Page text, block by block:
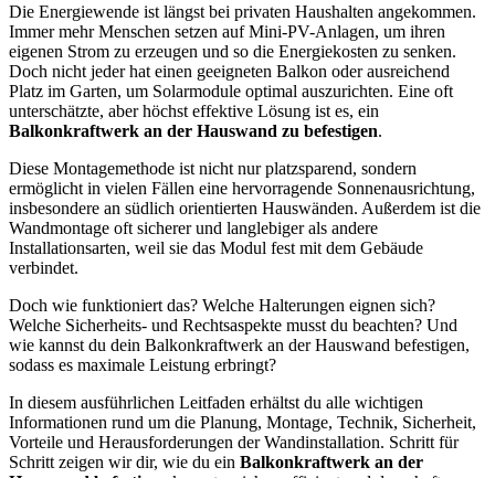
Die Energiewende ist längst bei privaten Haushalten angekommen.
Immer mehr Menschen setzen auf Mini-PV-Anlagen, um ihren
eigenen Strom zu erzeugen und so die Energiekosten zu senken.
Doch nicht jeder hat einen geeigneten Balkon oder ausreichend
Platz im Garten, um Solarmodule optimal auszurichten. Eine oft
unterschätzte, aber höchst effektive Lösung ist es, ein
Balkonkraftwerk an der Hauswand zu befestigen.
Diese Montagemethode ist nicht nur platzsparend, sondern
ermöglicht in vielen Fällen eine hervorragende Sonnenausrichtung,
insbesondere an südlich orientierten Hauswänden. Außerdem ist die
Wandmontage oft sicherer und langlebiger als andere
Installationsarten, weil sie das Modul fest mit dem Gebäude
verbindet.
Doch wie funktioniert das? Welche Halterungen eignen sich?
Welche Sicherheits- und Rechtsaspekte musst du beachten? Und
wie kannst du dein Balkonkraftwerk an der Hauswand befestigen,
sodass es maximale Leistung erbringt?
In diesem ausführlichen Leitfaden erhältst du alle wichtigen
Informationen rund um die Planung, Montage, Technik, Sicherheit,
Vorteile und Herausforderungen der Wandinstallation. Schritt für
Schritt zeigen wir dir, wie du ein Balkonkraftwerk an der